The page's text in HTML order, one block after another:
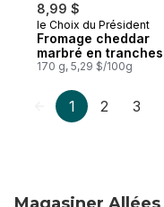
8,99 $
Préparé au Canada
le Choix du Président
Fromage cheddar
marbré en tranches
170 g, 5,29 $/100g
1 2 3